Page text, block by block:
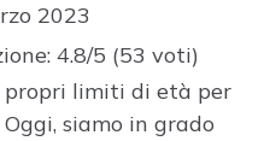
2023
4.8/5 (53 voti)
propri limiti di età per
siamo in grado